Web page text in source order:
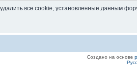
все cookie, установленные данным
Создано на основе